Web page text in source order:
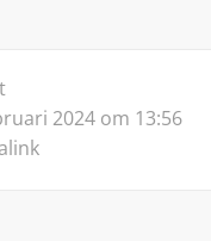
2024 om 13:56